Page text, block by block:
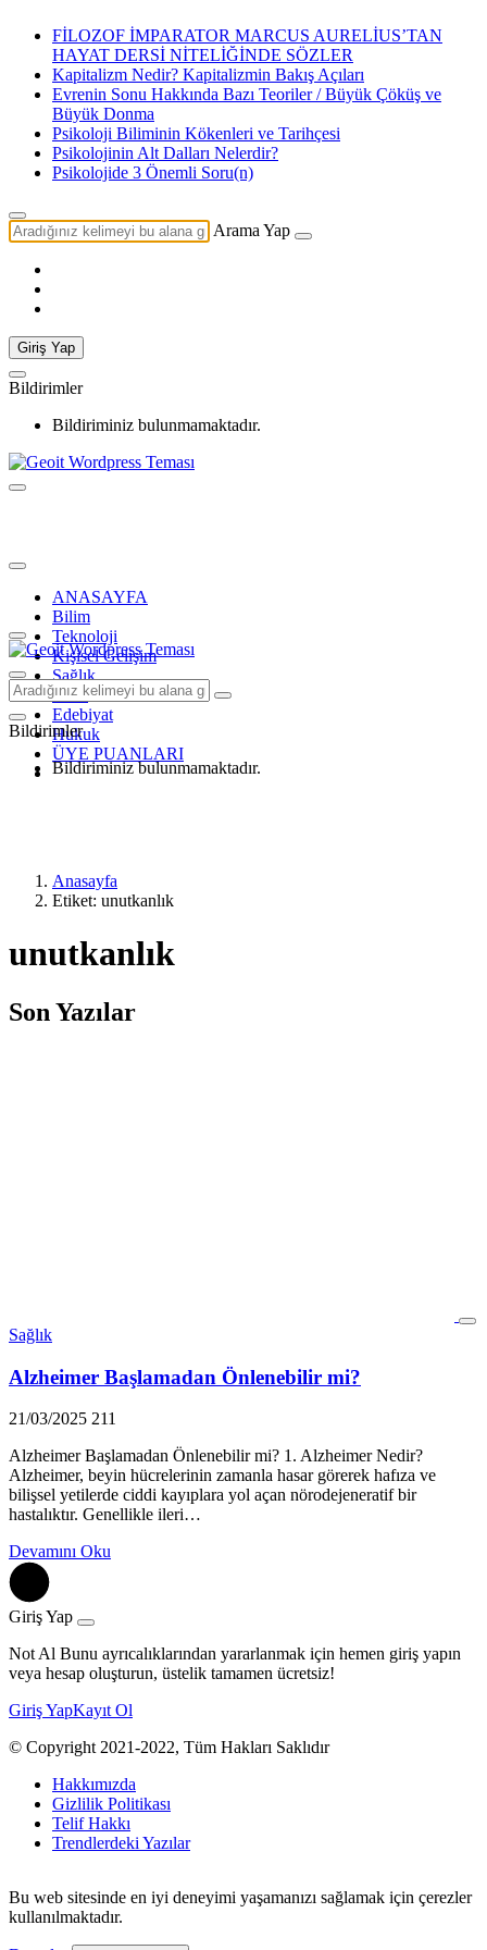
FİLOZOF İMPARATOR MARCUS AURELİUS’TAN
HAYAT DERSİ NİTELİĞİNDE SÖZLER
Kapitalizm Nedir? Kapitalizmin Bakış Açıları
Evrenin Sonu Hakkında Bazı Teoriler / Büyük Çöküş ve
Büyük Donma
Psikoloji Biliminin Kökenleri ve Tarihçesi
Psikolojinin Alt Dalları Nelerdir?
Psikolojide 3 Önemli Soru(n)
Arama Yap
Giriş Yap
Bildirimler
Bildiriminiz bulunmamaktadır.
ANASAYFA
Bilim
Teknoloji
Kişisel Gelişim
Sağlık
Tarih
Edebiyat
Hukuk
ÜYE PUANLARI
Bildirimler
Bildiriminiz bulunmamaktadır.
Anasayfa
Etiket: unutkanlık
unutkanlık
Son Yazılar
Sağlık
Alzheimer Başlamadan Önlenebilir mi?
21/03/2025 211
Alzheimer Başlamadan Önlenebilir mi? 1. Alzheimer Nedir?
Alzheimer, beyin hücrelerinin zamanla hasar görerek hafıza ve
bilişsel yetilerde ciddi kayıplara yol açan nörodejeneratif bir
hastalıktır. Genellikle ileri…
Devamını Oku
Giriş Yap
Not Al Bunu ayrıcalıklarından yararlanmak için hemen giriş yapın
veya hesap oluşturun, üstelik tamamen ücretsiz!
Giriş YapKayıt Ol
© Copyright 2021-2022, Tüm Hakları Saklıdır
Hakkımızda
Gizlilik Politikası
Telif Hakkı
Trendlerdeki Yazılar
Bu web sitesinde en iyi deneyimi yaşamanızı sağlamak için çerezler
kullanılmaktadır.